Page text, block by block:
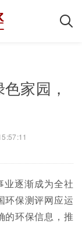
家园，
业逐渐成为全社
环保测评网应运
的环保信息，推